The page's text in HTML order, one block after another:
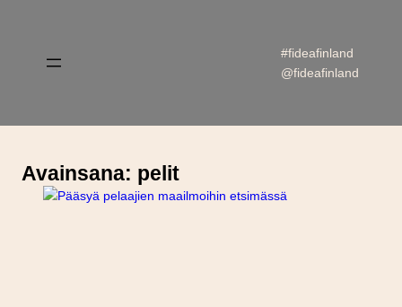
#fideafinland
@fideafinland
Avainsana: pelit